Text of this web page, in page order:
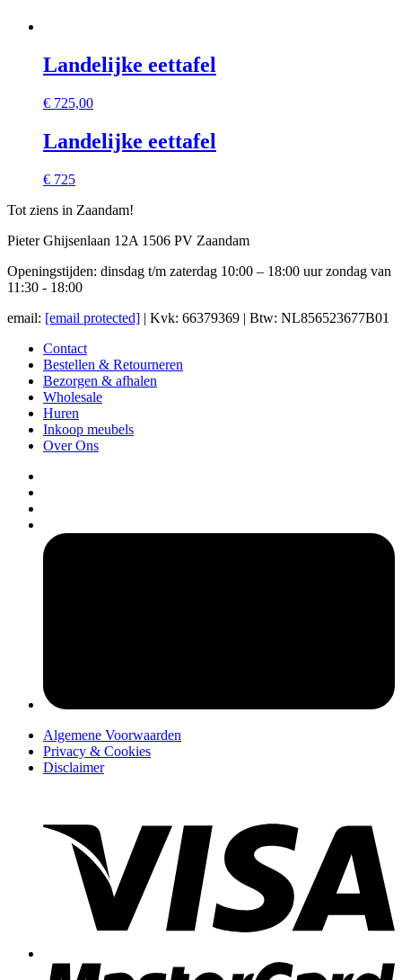
Landelijke eettafel
€ 725,00
Landelijke eettafel
€ 725
Tot ziens in Zaandam!
Pieter Ghijsenlaan 12A 1506 PV Zaandam
Openingstijden: dinsdag t/m zaterdag 10:00 – 18:00 uur zondag van
11:30 - 18:00
email: [email protected] | Kvk: 66379369 | Btw: NL856523677B01
Contact
Bestellen & Retourneren
Bezorgen & afhalen
Wholesale
Huren
Inkoop meubels
Over Ons
Algemene Voorwaarden
Privacy & Cookies
Disclaimer